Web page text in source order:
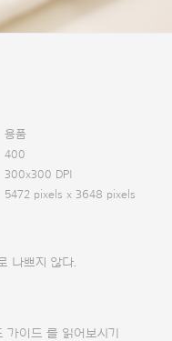
용품
400
300x300 DPI
5472 pixels x 3648 pixels
나쁘지 않다.
가이드 를 읽어보시기